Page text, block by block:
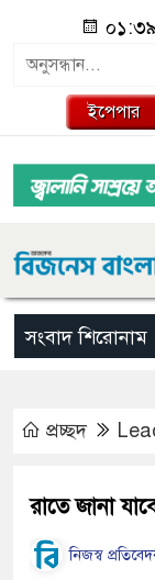
০১:৩৯
ইপেপার
সংবাদ শিরোনাম
প্রচ্ছদ
রাতে জানা
নিজস্ব